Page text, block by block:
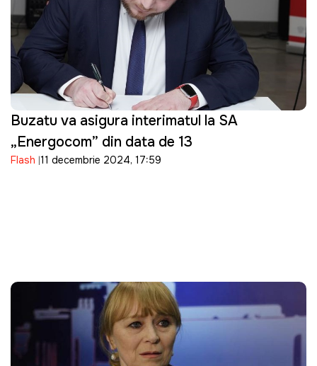
Buzatu va asigura interimatul la SA
„Energocom” din data de 13
Flash 11 decembrie 2024, 17:59